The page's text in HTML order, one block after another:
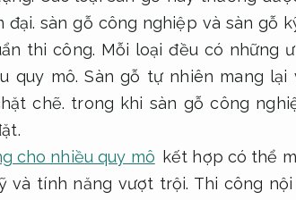
đại. sàn gỗ công nghiệp và sàn gỗ
thi công. Mỗi loại đều có những
quy mô. Sàn gỗ tự nhiên mang
chẽ. trong khi sàn gỗ công
cho nhiều quy mô kết hợp có thể
và tính năng vượt trội. Thi công